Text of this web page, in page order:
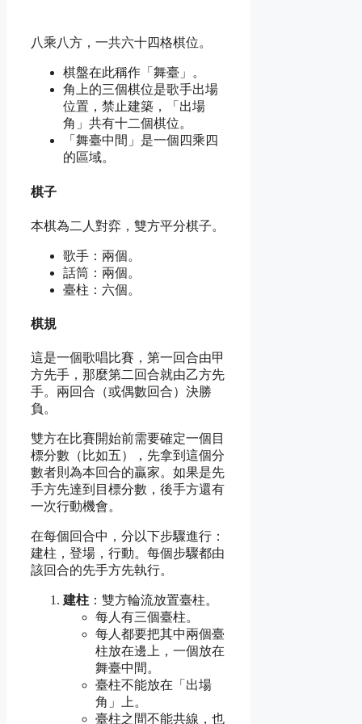
八乘八方，一共六十四格棋位。
棋盤在此稱作「舞臺」。
角上的三個棋位是歌手出場
位置，禁止建築，「出場
角」共有十二個棋位。
「舞臺中間」是一個四乘四
的區域。
棋子
本棋為二人對弈，雙方平分棋子。
歌手：兩個。
話筒：兩個。
臺柱：六個。
棋規
這是一個歌唱比賽，第一回合由甲
方先手，那麼第二回合就由乙方先
手。兩回合（或偶數回合）決勝
負。
雙方在比賽開始前需要確定一個目
標分數（比如五），先拿到這個分
數者則為本回合的贏家。如果是先
手方先達到目標分數，後手方還有
一次行動機會。
在每個回合中，分以下步驟進行：
建柱，登場，行動。每個步驟都由
該回合的先手方先執行。
建柱 ：雙方輪流放置臺柱。
每人有三個臺柱。
每人都要把其中兩個臺
柱放在邊上，一個放在
舞臺中間。
臺柱不能放在「出場
角」上。
臺柱之間不能共線，也